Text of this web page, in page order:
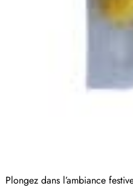
Plongez dans l’ambiance